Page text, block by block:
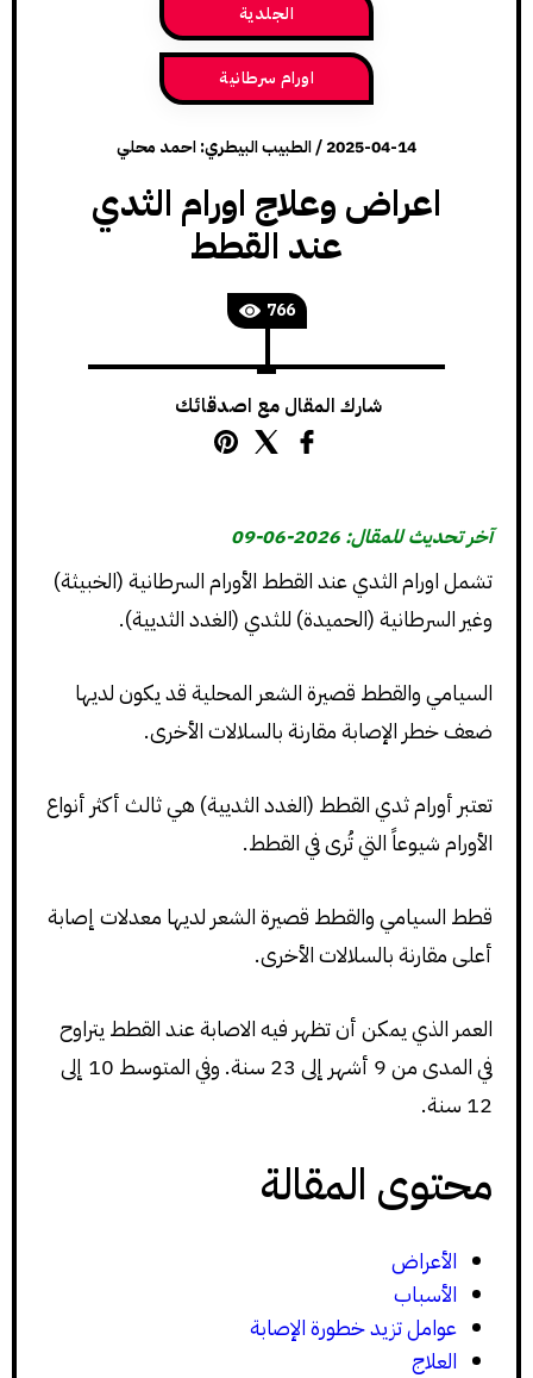
الجلدية
اورام سرطانية
2025-04-14
/الطبيب البيطري: احمد محلي
اعراض وعلاج اورام الثدي
عند القطط
766
شارك المقال مع اصدقائك
آخر تحديث للمقال: 2026-06-09
تشمل اورام الثدي عند القطط الأورام السرطانية (الخبيثة)
وغير السرطانية (الحميدة) للثدي (الغدد الثديية).
السيامي والقطط قصيرة الشعر المحلية قد يكون لديها
ضعف خطر الإصابة مقارنة بالسلالات الأخرى.
تعتبر أورام ثدي القطط (الغدد الثديية) هي ثالث أكثر أنواع
الأورام شيوعاً التي تُرى في القطط.
قطط السيامي والقطط قصيرة الشعر لديها معدلات إصابة
أعلى مقارنة بالسلالات الأخرى.
العمر الذي يمكن أن تظهر فيه الاصابة عند القطط يتراوح
في المدى من 9 أشهر إلى 23 سنة. وفي المتوسط 10 إلى
12 سنة.
محتوى المقالة
الأعراض
الأسباب
عوامل تزيد خطورة الإصابة
العلاج